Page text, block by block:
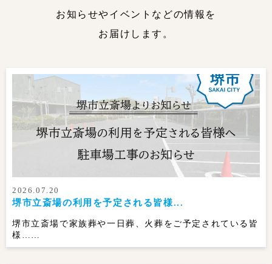
お知らせやイベントなどの情報を
お届けします。
2026.07.20
堺市立斎場の利用を予定される皆様...
堺市立斎場で家族葬や一日葬、火葬をご予定されている皆
様……